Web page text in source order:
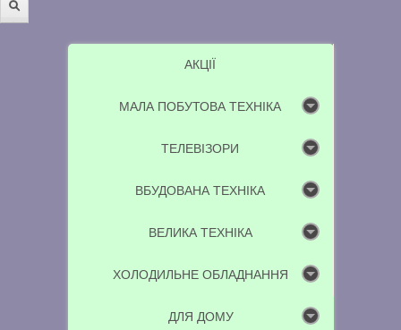
АКЦІЇ
МАЛА ПОБУТОВА ТЕХНІКА
ТЕЛЕВІЗОРИ
ВБУДОВАНА ТЕХНІКА
ВЕЛИКА ТЕХНІКА
ХОЛОДИЛЬНЕ ОБЛАДНАННЯ
ДЛЯ ДОМУ